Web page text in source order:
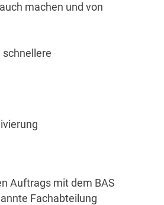
machen und von
Auftrags mit dem BAS
Fachabteilung